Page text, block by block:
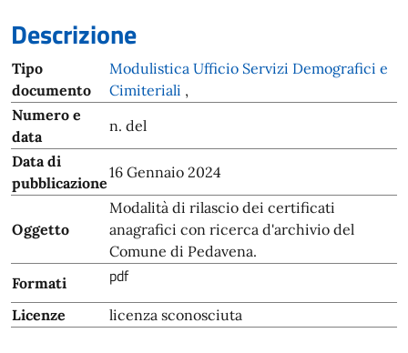
Descrizione
Tipo
documento
Modulistica Ufficio Servizi Demografici e
Cimiteriali ,
Numero e
data
n. del
Data di
pubblicazione
16 Gennaio 2024
Oggetto
Modalità di rilascio dei certificati
anagrafici con ricerca d'archivio del
Comune di Pedavena.
Formati
pdf
Licenze licenza sconosciuta